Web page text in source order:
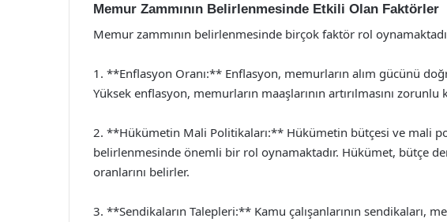
Memur Zammının Belirlenmesinde Etkili Olan Faktörler
Memur zammının belirlenmesinde birçok faktör rol
1. **Enflasyon Oranı:** Enflasyon, memurların alım gücünü
Yüksek enflasyon, memurların maaşlarının artırılmasını zorunlu
2. **Hükümetin Mali Politikaları:** Hükümetin bütçesi ve mali
belirlenmesinde önemli bir rol oynamaktadır. Hükümet, bütçe
oranlarını belirler.
3. **Sendikaların Talepleri:** Kamu çalışanlarının sendikaları,